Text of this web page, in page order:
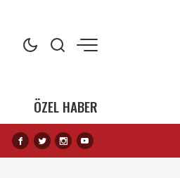
ÖZEL HABER